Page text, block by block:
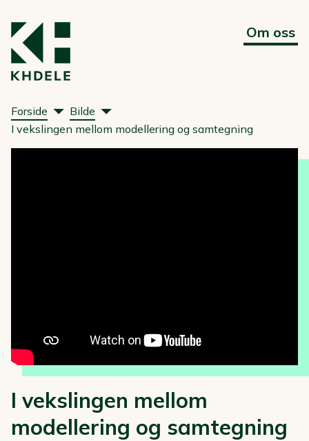
Om oss
Forside
Bilde
I vekslingen mellom modellering og samtegning
I vekslingen mellom
modellering og samtegning